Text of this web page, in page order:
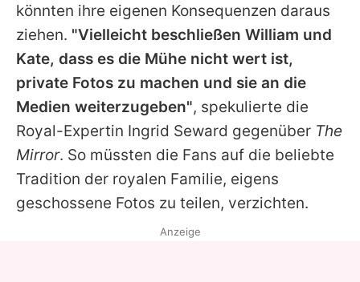
könnten ihre eigenen Konsequenzen daraus
ziehen. "Vielleicht beschließen William und
Kate, dass es die Mühe nicht wert ist,
private Fotos zu machen und sie an die
Medien weiterzugeben", spekulierte die
Royal-Expertin Ingrid Seward gegenüber The
Mirror. So müssten die Fans auf die beliebte
Tradition der royalen Familie, eigens
geschossene Fotos zu teilen, verzichten.
Anzeige